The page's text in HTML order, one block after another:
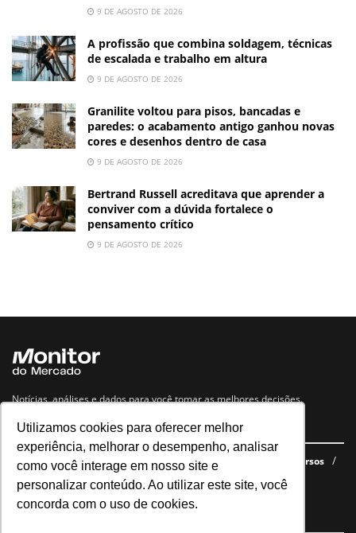
Utilizamos cookies para oferecer melhor
experiência, melhorar o desempenho, analisar
como você interage em nosso site e
personalizar conteúdo. Ao utilizar este site, você
concorda com o uso de cookies.
9 DE AGOSTO DE 2026
A profissão que combina soldagem, técnicas
de escalada e trabalho em altura
9 DE AGOSTO DE 2026
Granilite voltou para pisos, bancadas e
paredes: o acabamento antigo ganhou novas
cores e desenhos dentro de casa
9 DE AGOSTO DE 2026
Bertrand Russell acreditava que aprender a
conviver com a dúvida fortalece o
pensamento crítico
9 DE AGOSTO DE 2026
Notícias, análises e dados para você tomar as melhores decisões.
Navegue no site
Últimas notícias Quem somos E-books gratuitos
Cursos
Política de privacidade